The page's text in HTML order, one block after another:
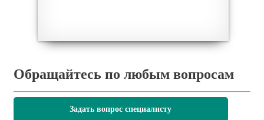
Обращайтесь по любым вопросам
Задать вопрос специалисту